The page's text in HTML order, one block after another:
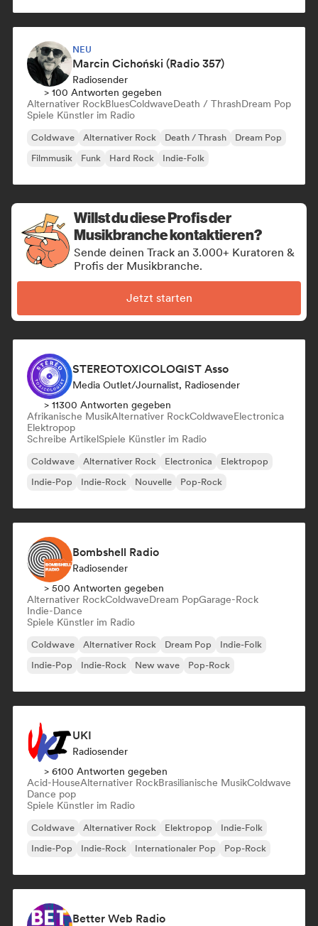
NEU
Marcin Cichoński (Radio 357)
Radiosender
> 100 Antworten gegeben
Alternativer RockBluesColdwaveDeath / ThrashDream Pop
Spiele Künstler im Radio
Coldwave Alternativer Rock Death / Thrash
Dream Pop
Filmmusik
Funk Hard Rock Indie-Folk
Willst du diese Profis der
Musikbranche kontaktieren?
Sende deinen Track an 3.000+ Kuratoren &
Profis der Musikbranche.
Jetzt starten
STEREOTOXICOLOGIST Asso
Media Outlet/Journalist, Radiosender
> 11300 Antworten gegeben
Afrikanische MusikAlternativer RockColdwaveElectronica
Elektropop
Schreibe ArtikelSpiele Künstler im Radio
Coldwave Alternativer Rock Electronica
Elektropop
Indie-Pop
Indie-Rock Nouvelle Pop-Rock
Bombshell Radio
Radiosender
> 500 Antworten gegeben
Alternativer RockColdwaveDream PopGarage-Rock
Indie-Dance
Spiele Künstler im Radio
Coldwave Alternativer Rock Dream Pop
Indie-Folk
Indie-Pop
Indie-Rock New wave Pop-Rock
UKI
Radiosender
> 6100 Antworten gegeben
Acid-HouseAlternativer RockBrasilianische MusikColdwave
Dance pop
Spiele Künstler im Radio
Coldwave Alternativer Rock Elektropop
Indie-Folk
Indie-Pop
Indie-Rock Internationaler Pop Pop-Rock
Better Web Radio